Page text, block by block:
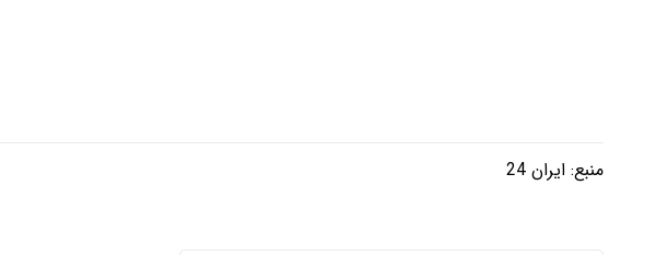
منبع: ایران 24